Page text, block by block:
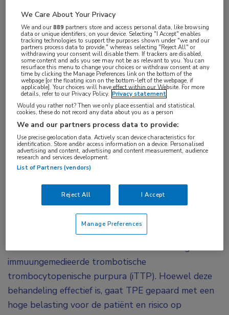
De fase III-studie MAYARI laat zien dat
caplacizumab in combinatie met
immuunsuppressieve therapie, zonder eerstelijns
therapeutische plasmaferese, veilig en effectief
is bij meer dan 90% van de volwassen patiënten
met acute immuungemedieerde trombotische
trombocytopenische purpura.
Traditioneel is therapeutische plasmaferese (TPE)
een essentieel onderdeel van de behandeling van
immuungemedieerde trombotische
trombocytopenische purpura (iTTP). Hoewel deze
behandeling effectief is, gaat TPE gepaard met een
hoge belasting voor de patiënt en risico op
Aandachtsgebieden:
Benigne hematologie
Tags:
caplacizumab,plasmaferese,trombotische
trombocytopenische purpura
We Care About Your Privacy
We and our889 partners store and access personal data, like browsing
data or unique identifiers, on your device. Selecting "I Accept" enables
tracking technologies to support the purposes shown under "we and our
partners process data to provide," whereas selecting "Reject All" or
withdrawing your consent will disable them. If trackers are disabled,
some content and ads you see may not be as relevant to you. You can
resurface this menu to change your choices or withdraw consent at any
time by clicking the Manage Preferences link on the bottom of the
webpage [or the floating icon on the bottom-left of the webpage, if
applicable]. Your choices will have effect within our Website. For more
details, refer to our Privacy Policy. Privacy statement
Would you rather not? Then we only place essential and statistical
cookies, these do not record any data about you as a person
We and our partners process data to provide:
Use precise geolocation data. Actively scan device characteristics for
identification. Store and/or access information on a device. Personalised
advertising and content, advertising and content measurement, audience
research and services development.
List of Partners (vendors)
Reject All I Accept
Manage Preferences